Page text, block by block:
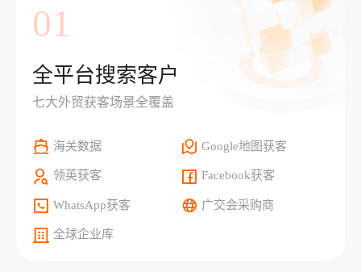
01
全平台搜索客户
七大外贸获客场景全覆盖
海关数据 Google地图获客
领英获客 Facebook获客
WhatsApp获客 广交会采购商
全球企业库